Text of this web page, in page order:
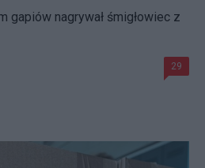
gapiów nagrywał śmigłowiec z
29